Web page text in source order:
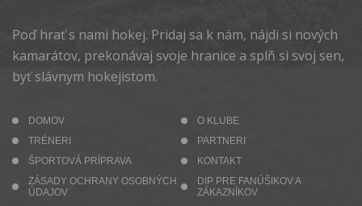
Poď hrať s nami hokej. Pridaj sa k nám, nájdi si nových
kamarátov, prekonávaj svoje hranice a splň si svoj sen,
byť slávnym hokejistom.
DOMOV
O KLUBE
TRÉNERI
PARTNERI
ŠPORTOVÁ PRÍPRAVA
KONTAKT
ZÁSADY OCHRANY OSOBNÝCH
ÚDAJOV
DIP PRE FANÚŠIKOV A
ZÁKAZNÍKOV